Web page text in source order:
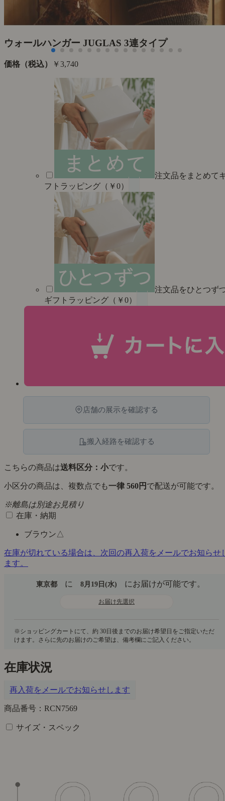
ウォールハンガー JUGLAS 3連タイプ
価格（税込） ￥3,740
注文品をまとめて
フトラッピング（￥0）
注文品をひとつず
ギフトラッピング（￥0）
店舗の展示を確認する
搬入経路を確認する
こちらの商品は送料区分：小です。
小区分の商品は、複数点でも一律 560円 で配送が可能です。
※離島は別途お見積り
在庫・納期
ブラウン△
在庫が切れている場合は、次回の再入荷をメールでお知らせ
ます。
東京都 に 8月19日(水) にお届けが可能です。
お届け先選択
在庫状況
再入荷をメールでお知らせします
商品番号：RCN7569
サイズ・スペック